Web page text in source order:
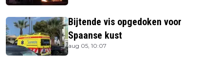
Bijtende vis opgedoken voor
Spaanse kust
aug 05, 10:07